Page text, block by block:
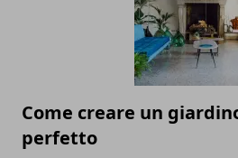
Come creare un
perfetto